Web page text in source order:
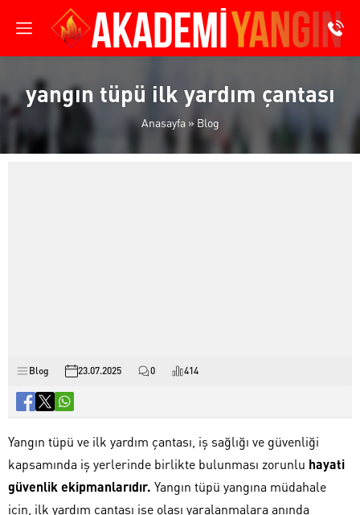
yangın tüpü ilk yardım çantası
Anasayfa» Blog
Blog 23.07.2025 0 414
Yangın tüpü ve ilk yardım çantası, iş sağlığı ve güvenliği
kapsamında iş yerlerinde birlikte bulunması zorunlu hayati
güvenlik ekipmanlarıdır. Yangın tüpü yangına müdahale
için, ilk yardım çantası ise olası yaralanmalara anında